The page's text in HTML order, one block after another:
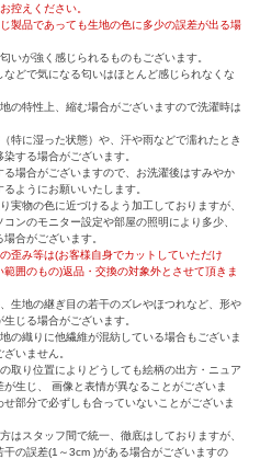
控えください。
製品であっても生地の色に多少の誤差が出る場
いが強く感じられるものもございます。
どで気になる匂いはほとんど感じられなくな
の特性上、縮む場合がございますので洗濯時は
特に湿った状態）や、汗や雨などで濡れたとき
する場合がございます。
る場合がございますので、お洗濯後はすみやか
ようにお願いいたします。
実物の色に近づけるよう加工しておりますが、
ンのモニター設定や部屋の照明により多少、
合がございます。
歪み等は(お客様自身でカットしていただけ
範囲のもの)返品・交換の対象外とさせて頂きま
生地の継ぎ目の若干のズレやほつれなど、形や
じる場合がございます。
の織りに他繊維が混紡している場合もございま
いません。
取り位置によりどうしても絵柄の出方・ニュア
が生じ、 画像と表情が異なることがございま
部分で必ずしも合っていないことがございま
はスタッフ間で統一、徹底はしておりますが、
干の誤差(1～3cm )がある場合がございますの